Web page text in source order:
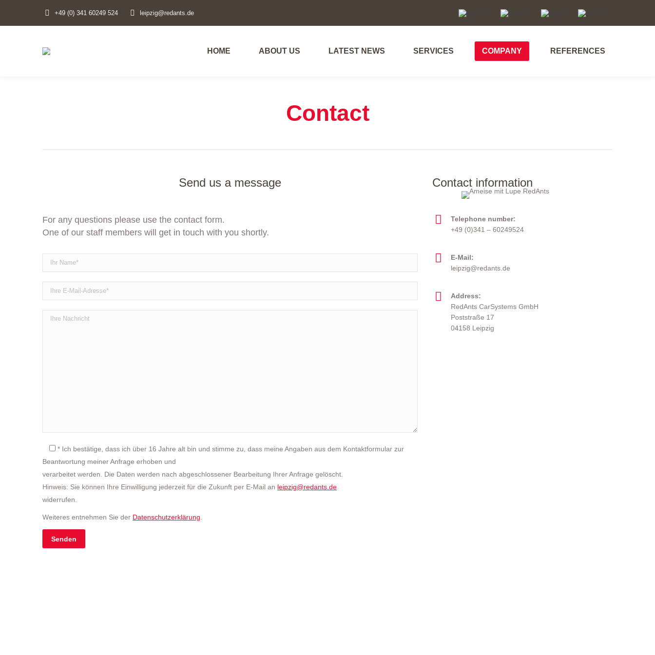
+49 (0) 341 60249 524 leipzig@redants.de
HOME ABOUT US LATEST NEWS SERVICES COMPANY REFERENCES
Contact
Send us a message
For any questions please use the contact form.
One of our staff members will get in touch with you shortly.
* Ich bestätige, dass ich über 16 Jahre alt bin und stimme zu, dass meine Angaben aus dem Kontaktformular zur
Beantwortung meiner Anfrage erhoben und
verarbeitet werden. Die Daten werden nach abgeschlossener Bearbeitung Ihrer Anfrage gelöscht.
Hinweis: Sie können Ihre Einwilligung jederzeit für die Zukunft per E-Mail an leipzig@redants.de
widerrufen.
Weiteres entnehmen Sie der Datenschutzerklärung.
Bitte
lasse
Contact information
Telephone number:
+49 (0)341 – 60249524
E-Mail:
leipzig@redants.de
Address:
RedAnts CarSystems GmbH
Poststraße 17
04158 Leipzig